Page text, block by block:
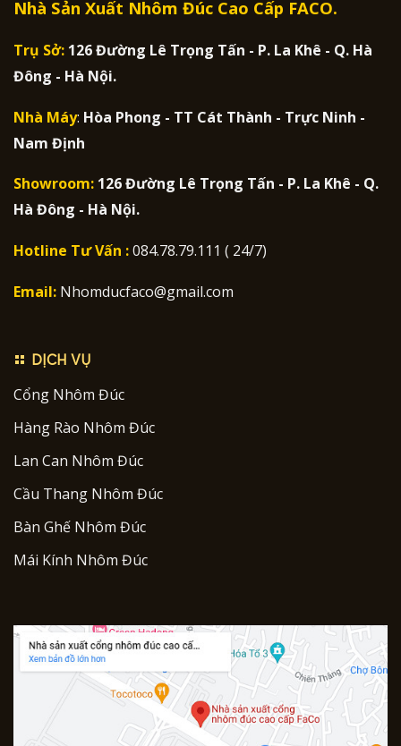
Nhà Sản Xuất Nhôm Đúc Cao Cấp FACO.
Trụ Sở: 126 Đường Lê Trọng Tấn - P. La Khê - Q. Hà
Đông - Hà Nội.
Nhà Máy: Hòa Phong - TT Cát Thành - Trực Ninh -
Nam Định
Showroom: 126 Đường Lê Trọng Tấn - P. La Khê - Q.
Hà Đông - Hà Nội.
Hotline Tư Vấn :084.78.79.111 ( 24/7)
Email: Nhomducfaco@gmail.com
DỊCH VỤ
Cổng Nhôm Đúc
Hàng Rào Nhôm Đúc
Lan Can Nhôm Đúc
Cầu Thang Nhôm Đúc
Bàn Ghế Nhôm Đúc
Mái Kính Nhôm Đúc